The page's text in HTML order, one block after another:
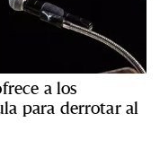
a los
para derrotar al